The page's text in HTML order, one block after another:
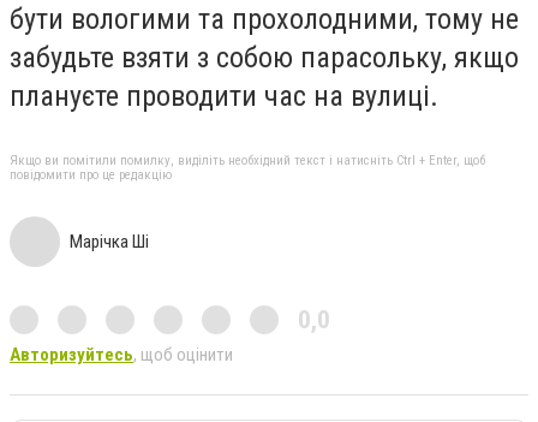
бути вологими та прохолодними, тому не
забудьте взяти з собою парасольку, якщо
плануєте проводити час на вулиці.
Якщо ви помітили помилку, виділіть необхідний текст і натисніть Ctrl + Enter, щоб
повідомити про це редакцію
Марічка Ші
0,0
Авторизуйтесь, щоб оцінити